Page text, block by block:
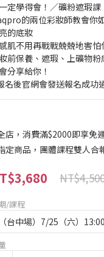
定學得會！／礦粉遮瑕課
的兩位彩妝師教會你
的底妝
肌不用再戰戰兢兢地害
前保養、遮瑕、上礦物
分享給你！
名後官網會發送報名成功
店，消費滿$2000即享免運
定商品，團體課程雙人合
/課程